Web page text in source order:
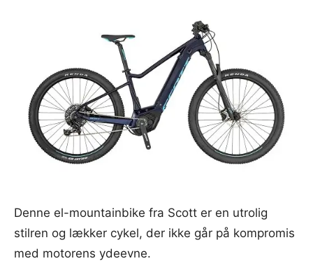
Denne el-mountainbike fra Scott er en utrolig
stilren og lækker cykel, der ikke går på kompromis
med motorens ydeevne.